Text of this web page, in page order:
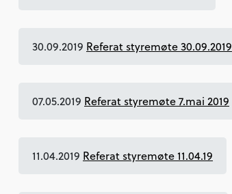
30.09.2019 Referat styremøte 30.09.2019
07.05.2019 Referat styremøte 7.mai 2019
11.04.2019 Referat styremøte 11.04.19